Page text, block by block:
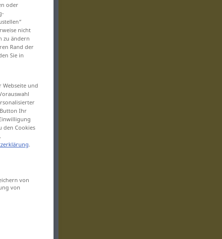
oder
nicht
zu ändern
Rand der
Sie in
und
Ihr
den Cookies
.
von
von